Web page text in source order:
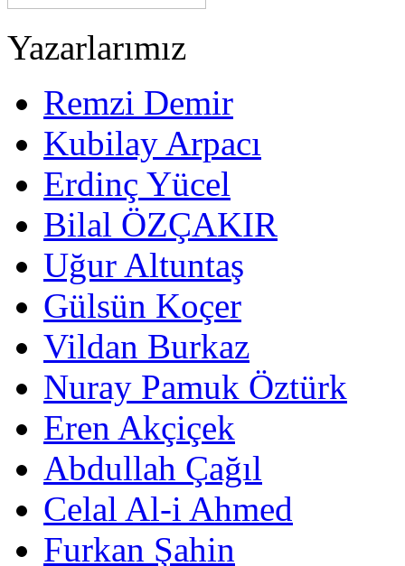
Yazarlarımız
Remzi Demir
Kubilay Arpacı
Erdinç Yücel
Bilal ÖZÇAKIR
Uğur Altuntaş
Gülsün Koçer
Vildan Burkaz
Nuray Pamuk Öztürk
Eren Akçiçek
Abdullah Çağıl
Celal Al-i Ahmed
Furkan Şahin